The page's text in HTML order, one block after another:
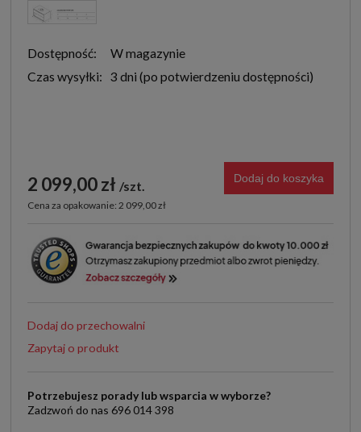
Dostępność:
W magazynie
Czas wysyłki: 3 dni
2 099,00 zł szt.
Cena za opakowanie: 2 099,00 zł
Dodaj do koszyka
Dodaj do przechowalni
Zapytaj o produkt
Potrzebujesz porady lub wsparcia w wyborze?
Zadzwoń do nas 696 014 398